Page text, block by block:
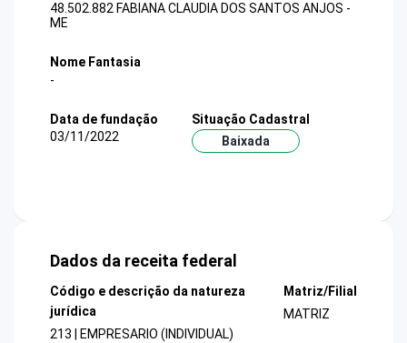
48.502.882 FABIANA CLAUDIA DOS SANTOS ANJOS -
ME
Nome Fantasia
-
Data de fundação
03/11/2022
Situação Cadastral
Baixada
Dados da receita federal
Código e descrição da natureza
jurídica
213 | EMPRESARIO (INDIVIDUAL)
Matriz/Filial
MATRIZ